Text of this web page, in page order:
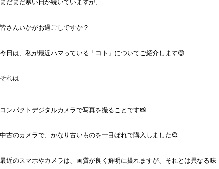
まだまだ寒い日が続いていますが、
皆さんいかがお過ごしですか？
今日は、私が最近ハマっている「コト」についてご紹介します😊
それは…
コンパクトデジタルカメラで写真を撮ることです📸
中古のカメラで、かなり古いものを一目ぼれで購入しました💞
最近のスマホやカメラは、画質が良く鮮明に撮れますが、それとは異なる味